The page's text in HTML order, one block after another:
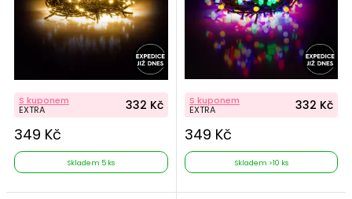
S kuponem
EXTRA 332 Kč
349 Kč
Skladem 5 ks
S kuponem
EXTRA 332 Kč
349 Kč
Skladem >10 ks